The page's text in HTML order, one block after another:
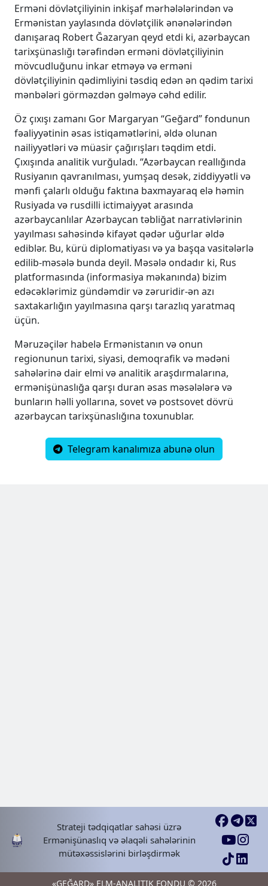
Erməni dövlətçiliyinin inkişaf mərhələlərindən və
Ermənistan yaylasında dövlətçilik ənənələrindən
danışaraq Robert Ğazaryan qeyd etdi ki, azərbaycan
tarixşünaslığı tərəfindən erməni dövlətçiliyinin
mövcudluğunu inkar etməyə və erməni
dövlətçiliyinin qədimliyini təsdiq edən ən qədim tarixi
mənbələri görməzdən gəlməyə cəhd edilir.
Öz çıxışı zamanı Gor Margaryan “Geğard” fondunun
fəaliyyətinin əsas istiqamətlərini, əldə olunan
nailiyyətləri və müasir çağırışları təqdim etdi.
Çıxışında analitik vurğuladı. “Azərbaycan reallığında
Rusiyanın qavranılması, yumşaq desək, ziddiyyətli və
mənfi çalarlı olduğu faktına baxmayaraq elə həmin
Rusiyada və rusdilli ictimaiyyət arasında
azərbaycanlılar Azərbaycan təbliğat narrativlərinin
yayılması sahəsində kifayət qədər uğurlar əldə
ediblər. Bu, kürü diplomatiyası və ya başqa vasitələrlə
edilib-məsələ bunda deyil. Məsələ ondadır ki, Rus
platformasında (informasiya məkanında) bizim
edəcəklərimiz gündəmdir və zəruridir-ən azı
saxtakarlığın yayılmasına qarşı tarazlıq yaratmaq
üçün.
Məruzəçilər habelə Ermənistanın və onun
regionunun tarixi, siyasi, demoqrafik və mədəni
sahələrinə dair elmi və analitik araşdırmalarına,
ermənişünaslığa qarşı duran əsas məsələlərə və
bunların həlli yollarına, sovet və postsovet dövrü
azərbaycan tarixşünaslığına toxunublar.
Telegram kanalımıza abunə olun
Strateji tədqiqatlar sahəsi üzrə
Ermənişünaslıq və əlaqəli sahələrinin
mütəxəssislərini birləşdirmək
«GEĞARD» ELM-ANALITIK FONDU © 2026